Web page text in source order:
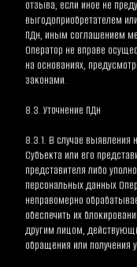
отзыва, если иное не
выгодоприобретателем
ПДн, иным соглашением
Оператор не вправе
на основаниях,
законами.
8.3. Уточнение ПДн
8.3.1. В случае выявления
Субъекта или его
представителя либо
персональных данных
неправомерно
обеспечить их
другим лицом,
обращения или получения